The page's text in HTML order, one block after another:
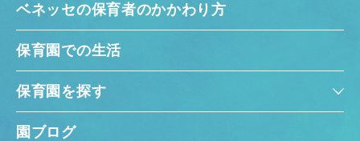
ベネッセの保育者のかかわり方
保育園での生活
保育園を探す
園ブログ